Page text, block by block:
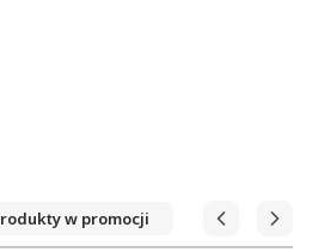
w promocji